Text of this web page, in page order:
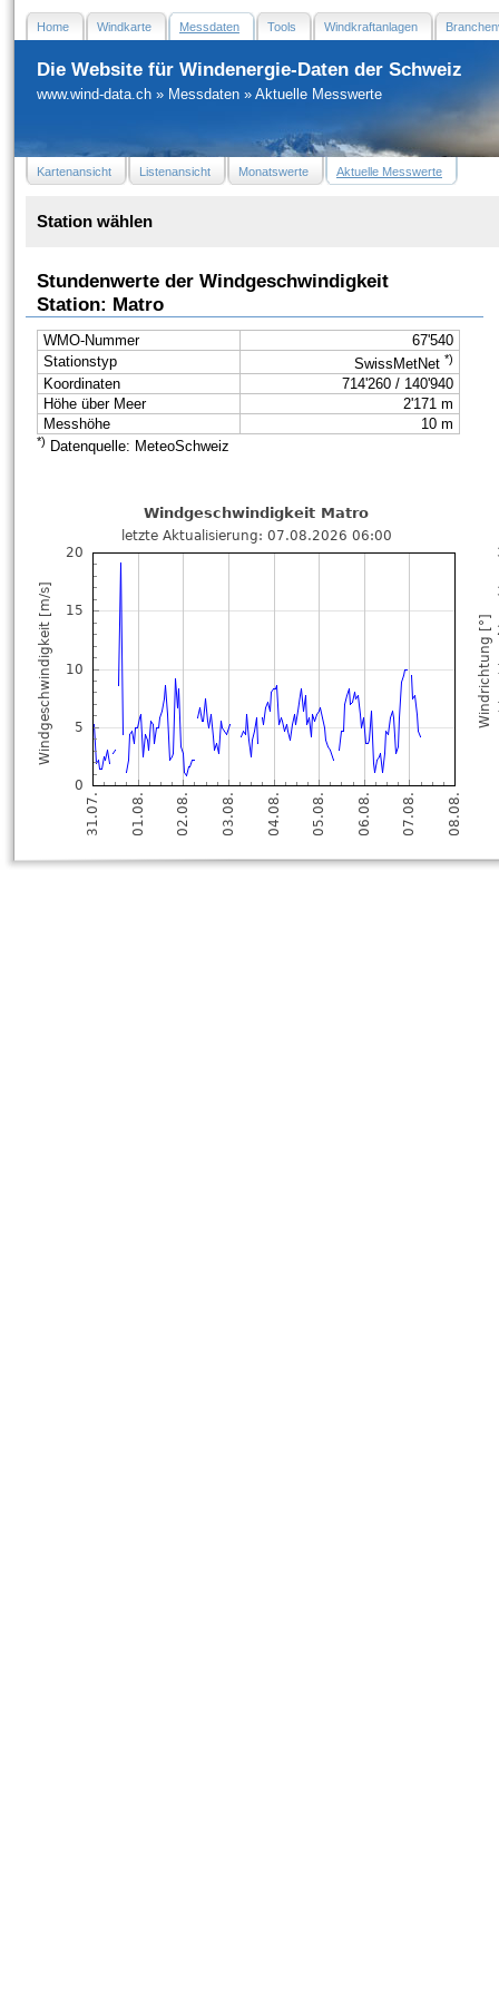
Home Windkarte Messdaten Tools Windkraftanlagen
Die Website für Windenergie-Daten der Schweiz
www.wind-data.ch » Messdaten » Aktuelle Messwerte
Kartenansicht Listenansicht Monatswerte Aktuelle Messwerte
Station wählen
Stundenwerte der Windgeschwindigkeit
Station: Matro
WMO-Nummer
67'540
Stationstyp
SwissMetNet *)
Koordinaten
714'260 / 140'940
Höhe über Meer
2'171 m
Messhöhe
10 m
*) Datenquelle: MeteoSchweiz